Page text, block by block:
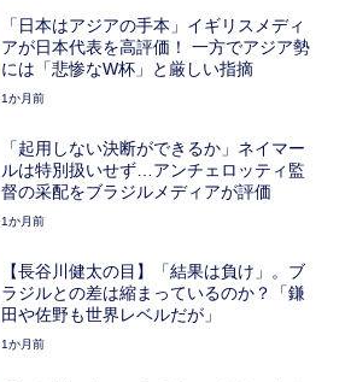
「日本はアジアの手本」イギリスメディ
アが日本代表を高評価！ 一方でアジア勢
には「悲惨なW杯」と厳しい指摘
1か月前
「起用しない決断ができるか」ネイマー
ルは特別扱いせず…アンチェロッティ監
督の采配をブラジルメディアが評価
1か月前
【長谷川健太の目】「結果は負け」。ブ
ラジルとの差は縮まっているのか？「鎌
田や佐野も世界レベルだが」
1か月前